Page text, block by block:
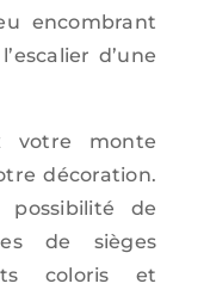
encombrant
d’une
votre monte
décoration.
possibilité de
de sièges
coloris et